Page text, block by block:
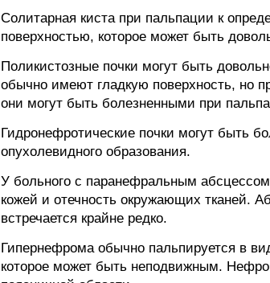
Солитарная киста при пальпации к
поверхностью, которое может быть
Поликистозные почки могут быть
обычно имеют гладкую поверхность, но
они могут быть болезненными при
Гидронефротические почки могут быть
опухолевидного образования.
У больного с паранефральным
кожей и отечность окружающих тканей.
встречается крайне редко.
Гипернефрома обычно пальпируется в
которое может быть неподвижным.